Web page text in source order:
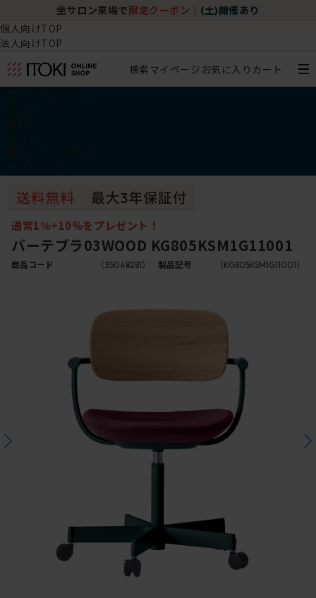
坐サロン来場で 限定クーポン (土)開催あり
個人向けTOP
法人向けTOP
検索マイページ お気に入り カート
通常1％+10%をプレゼント！
バーテブラ03WOOD KG805KSM1G11001
商品コード （35048281） 製品記号 （KG805KSM1G11001）